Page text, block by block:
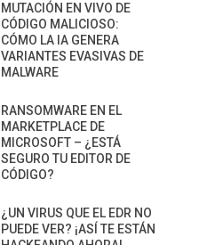
MUTACIÓN EN VIVO DE
CÓDIGO MALICIOSO:
CÓMO LA IA GENERA
VARIANTES EVASIVAS DE
MALWARE
RANSOMWARE EN EL
MARKETPLACE DE
MICROSOFT – ¿ESTÁ
SEGURO TU EDITOR DE
CÓDIGO?
¿UN VIRUS QUE EL EDR NO
PUEDE VER? ¡ASÍ TE ESTÁN